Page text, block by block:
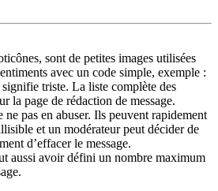
sont de petites images utilisées
avec un code simple, exemple :
triste. La liste complète des
la page de rédaction de message.
ne pas en abuser. Ils peuvent rapidement
et un modérateur peut décider de
d’effacer le message.
aussi avoir défini un nombre maximum